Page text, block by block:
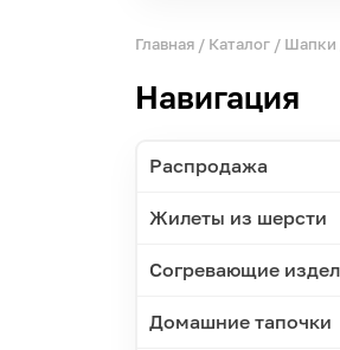
Главная / Каталог / Шапки
Навигация
Распродажа
Жилеты из шерсти
Согревающие
Домашние тапочки